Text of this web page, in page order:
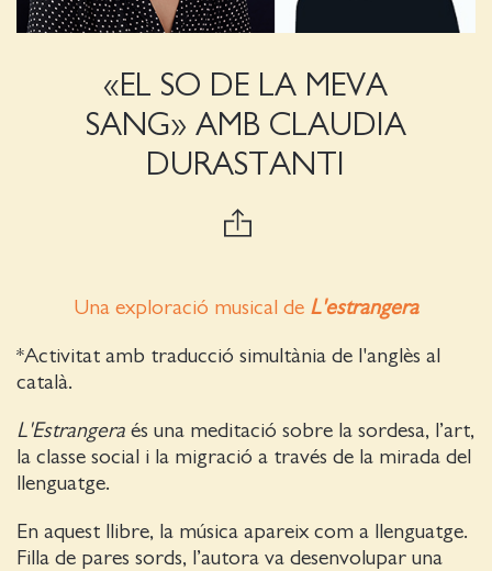
«EL SO DE LA MEVA
SANG» AMB CLAUDIA
DURASTANTI
Una exploració musical de L'estrangera
*Activitat amb traducció simultània de l'anglès al
català.
L'Estrangera és una meditació sobre la sordesa, l’art,
la classe social i la migració a través de la mirada del
llenguatge.
En aquest llibre, la música apareix com a llenguatge.
Filla de pares sords, l’autora va desenvolupar una